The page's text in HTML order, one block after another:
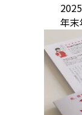
年